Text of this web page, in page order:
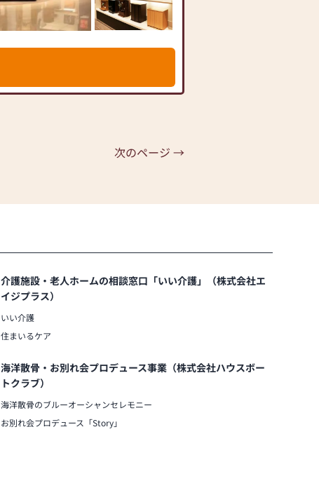
次のページ →
介護施設・老人ホームの相談窓口「いい介護」（株式会社エ
イジプラス）
いい介護
住まいるケア
海洋散骨・お別れ会プロデュース事業（株式会社ハウスボー
トクラブ）
海洋散骨のブルーオーシャンセレモニー
お別れ会プロデュース「Story」